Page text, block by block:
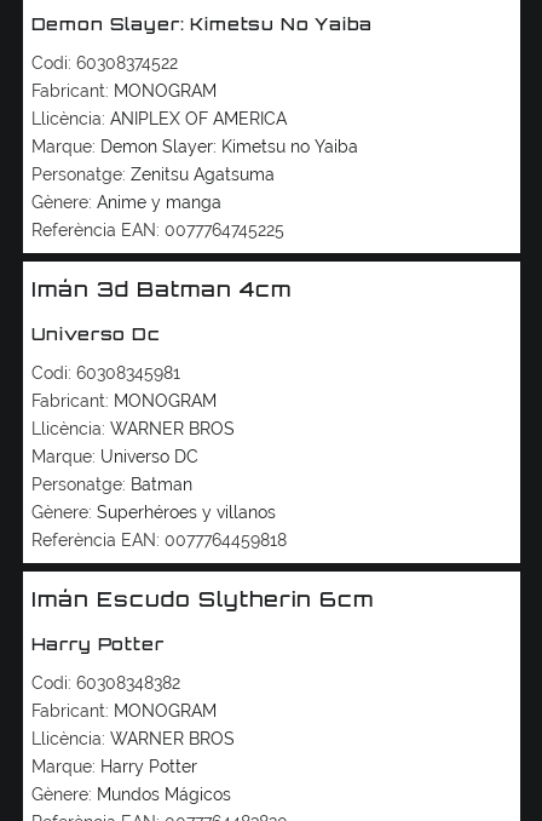
Demon Slayer: Kimetsu No Yaiba
Codi: 60308374522
Fabricant: MONOGRAM
Llicència: ANIPLEX OF AMERICA
Marque: Demon Slayer: Kimetsu no Yaiba
Personatge: Zenitsu Agatsuma
Gènere: Anime y manga
Referència EAN: 0077764745225
Imán 3d Batman 4cm
Universo Dc
Codi: 60308345981
Fabricant: MONOGRAM
Llicència: WARNER BROS
Marque: Universo DC
Personatge: Batman
Gènere: Superhéroes y villanos
Referència EAN: 0077764459818
Imán Escudo Slytherin 6cm
Harry Potter
Codi: 60308348382
Fabricant: MONOGRAM
Llicència: WARNER BROS
Marque: Harry Potter
Gènere: Mundos Mágicos